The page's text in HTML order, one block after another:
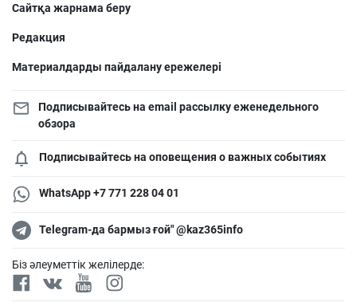
Сайтқа жарнама беру
Редакция
Материалдарды пайдалану ережелері
Подписывайтесь на email рассылку еженедельного
обзора
Подписывайтесь на оповещения о важных событиях
WhatsApp +7 771 228 04 01
Telegram-да бармыз ғой" @kaz365info
Біз әлеуметтік желілерде: